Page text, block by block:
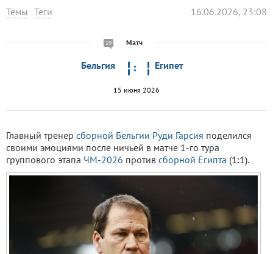
Темы Теги 16.06.2026, 23:08
19 Матч
Бельгия Египет
15 июня 2026
Главный тренер сборной Бельгии Руди Гарсия поделился
своими эмоциями после ничьей в матче 1-го тура
группового этапа ЧМ-2026 против сборной Египта (1:1).